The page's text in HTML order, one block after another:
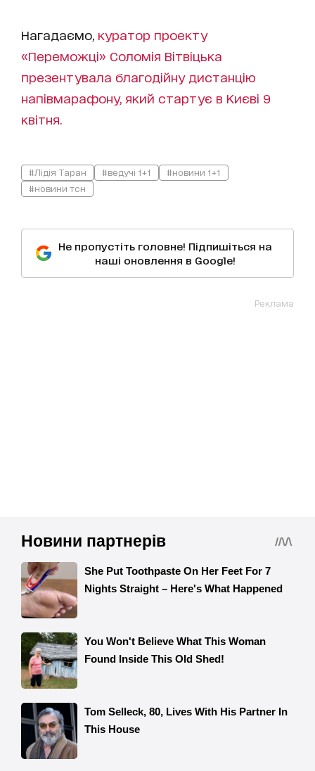
Нагадаємо, куратор проекту
«Переможці» Соломія Вітвіцька
презентувала благодійну дистанцію
напівмарафону, який стартує в Києві 9
квітня.
#Лідія Таран #ведучі 1+1
#новини 1+1
#новини тсн
Не пропустіть головне! Підпишіться на
наші оновлення в Google!
Реклама